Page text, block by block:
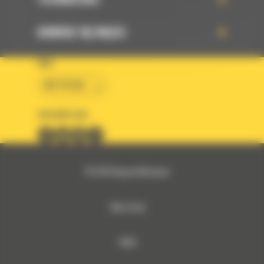
DOWIEDZ SIĘ WIĘCEJ
KRAJ